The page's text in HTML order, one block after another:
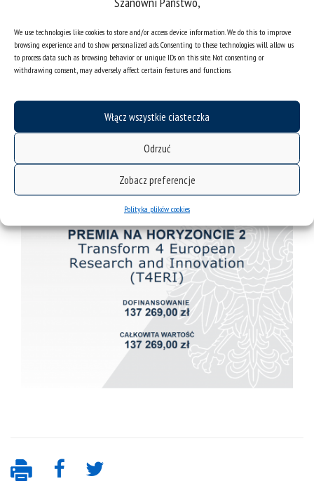
We use technologies like cookies to store and/or access device information. We do this to improve
browsing experience and to show personalized ads. Consenting to these technologies will allow us
to process data such as browsing behavior or unique IDs on this site. Not consenting or
withdrawing consent, may adversely affect certain features and functions.
Włącz wszystkie ciasteczka
Odrzuć
Zobacz preferencje
Polityka plików cookies